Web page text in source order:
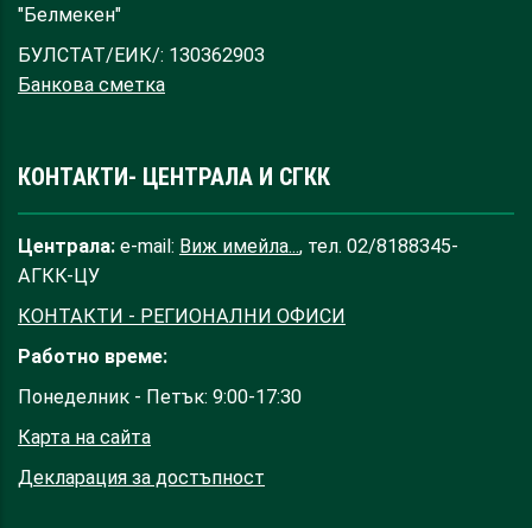
"Белмекен"
БУЛСТАТ/ЕИК/: 130362903
Банкова сметка
КОНТАКТИ- ЦЕНТРАЛА И СГКК
Централа: e-mail: Виж имейла..., тел. 02/8188345-
АГКК-ЦУ
КОНТАКТИ - РЕГИОНАЛНИ ОФИСИ
Работно време:
Понеделник - Петък: 9:00-17:30
Карта на сайта
Декларация за достъпност